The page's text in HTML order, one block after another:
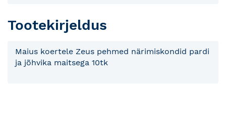
Tootekirjeldus
Maius koertele Zeus pehmed närimiskondid pardi
ja jõhvika maitsega 10tk